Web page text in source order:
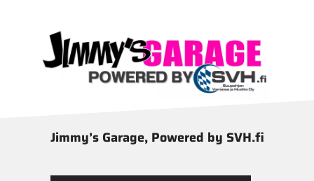
Jimmy’s Garage, Powered by SVH.fi